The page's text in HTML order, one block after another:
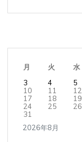
2026年8月
月 火 水
3
4 5
10
11 12
17
18 19
24
25 26
31